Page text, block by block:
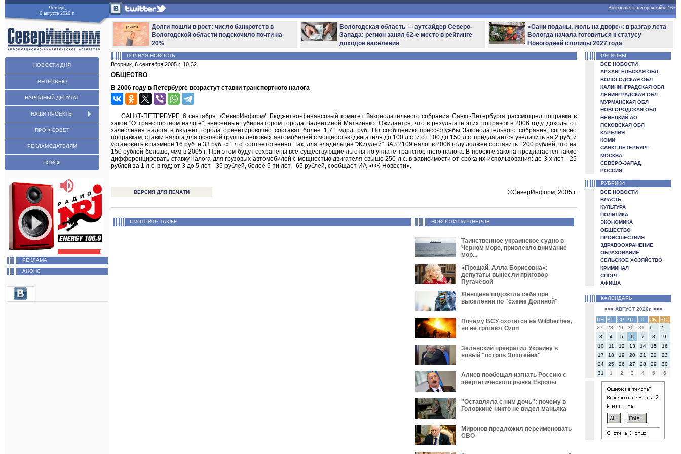
Четверг,
6 августа 2026 г.
НОВОСТИ ДНЯ
ИНТЕРВЬЮ
НАРОДНЫЙ ДЕПУТАТ
НАШИ ПРОЕКТЫ
ПРОФ.СОВЕТ
РЕКЛАМОДАТЕЛЯМ
ПОИСК
РЕКЛАМА
АНОНС
Возрастная категория сайта 16+
Долги пошли в рост: число банкротств в
Вологодской области подскочило почти на
20%
Вологодская область — аутсайдер Северо-
Запада: регион занял 62-е место в рейтинге
доходов населения
«Сани поданы, июль на дворе»: в разгар лета
Вологда начала готовиться к статусу
Новогодней столицы 2027 года
ПОЛНАЯ НОВОСТЬ
Вторник, 6 сентября 2005 г. 10:32
ОБЩЕСТВО
В 2006 году в Петербурге возрастут ставки транспортного налога
САНКТ-ПЕТЕРБУРГ. 6 сентября. /СеверИнформ/. Бюджетно-финансовый комитет Законодательного собрания Санкт-Петербурга рассмотрел поправки в
закон "О транспортном налоге", внесенные губернатором города Валентиной Матвиенко. Ожидается, что в результате этих поправок в 2006 году доходы от
зачисления налога в бюджет города ориентировочно составят более 1,71 млрд. руб. По сообщению пресс-службы Законодательного собрания, согласно
поправкам, ставки налога для основой группы легковых автомобилей с мощностью двигателя до 100 л.с. и от 100 до 150 л.с. предлагается увеличить на 2 руб. и
установить в размере 16 руб. и 33 руб. с 1 л.с. соответственно. Так, для владельцев "Жигулей" ВАЗ 2109 налог в 2006 году должен составить 1200 рублей, что на
150 рублей больше, чем в 2005 г. При этом будут сохранены все существующие льготы по уплате транспортного налога. В проекте закона предлагается также
дифференцировать ставку налога для грузовых автомобилей с мощностью двигателя свыше 250 л.с. в зависимости от срока их использования: до 3-х лет - 25
рублей за 1 л.с. в год; от 3 до 5 лет - 35 рублей, более 5-ти лет - 65 рублей, сообщает ИА «ФК-Новости».
ВЕРСИЯ ДЛЯ ПЕЧАТИ ©СеверИнформ, 2005 г.
СМОТРИТЕ ТАКЖЕ НОВОСТИ ПАРТНЕРОВ
Таинственное украинское судно в
Черном море, привлекло внимание
мор...
«Прощай, Алла Борисовна»:
депутаты вынесли приговор
Пугачёвой
Женщина подожгла себя при
выселении по "схеме Долиной"
Почему ВСУ охотятся на Wildberries,
но не трогают Оzon
Зеленский превратил Украину в
новый "остров Эпштейна"
Алиев пообещал изгнать Россию с
энергетического рынка Европы
"Оставляла с ним дочь": почему в
Головкине никто не видел маньяка
Миронов предложил переименовать
СВО
РЕГИОНЫ
ВСЕ НОВОСТИ
АРХАНГЕЛЬСКАЯ ОБЛ
ВОЛОГОДСКАЯ ОБЛ
КАЛИНИНГРАДСКАЯ ОБЛ
ЛЕНИНГРАДСКАЯ ОБЛ
МУРМАНСКАЯ ОБЛ
НОВГОРОДСКАЯ ОБЛ
НЕНЕЦКИЙ АО
ПСКОВСКАЯ ОБЛ
КАРЕЛИЯ
КОМИ
САНКТ-ПЕТЕРБУРГ
МОСКВА
СЕВЕРО-ЗАПАД
РОССИЯ
РУБРИКИ
ВСЕ НОВОСТИ
ВЛАСТЬ
КУЛЬТУРА
ПОЛИТИКА
ЭКОНОМИКА
ОБЩЕСТВО
ПРОИСШЕСТВИЯ
ЗДРАВООХРАНЕНИЕ
ОБРАЗОВАНИЕ
СЕЛЬСКОЕ ХОЗЯЙСТВО
КРИМИНАЛ
СПОРТ
АФИША
КАЛЕНДАРЬ
<<<АВГУСТ 2026г. >>>
ПН
ВТ СР ЧТ ПТ СБ
ВС
27
28 29 30 31 1
2
3
4 5 6 7 8
9
10
11 12 13 14 15
16
17
18 19 20 21 22
23
24
25 26 27 28 29
30
31
1 2 3 4 5 6